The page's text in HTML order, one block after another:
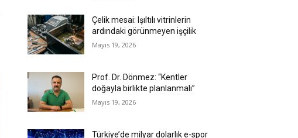
Çelik mesai: Işıltılı vitrinlerin
ardındaki görünmeyen işçilik
Mayıs 19, 2026
Prof. Dr. Dönmez: “Kentler
doğayla birlikte planlanmalı”
Mayıs 19, 2026
Türkiye’de milyar dolarlık e-spor